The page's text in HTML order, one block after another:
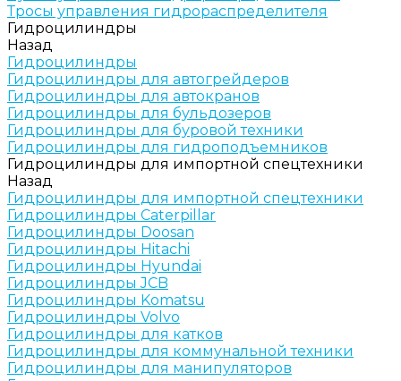
Тросы управления гидрораспределителя
Гидроцилиндры
Назад
Гидроцилиндры
Гидроцилиндры для автогрейдеров
Гидроцилиндры для автокранов
Гидроцилиндры для бульдозеров
Гидроцилиндры для буровой техники
Гидроцилиндры для гидроподъемников
Гидроцилиндры для импортной спецтехники
Назад
Гидроцилиндры для импортной спецтехники
Гидроцилиндры Caterpillar
Гидроцилиндры Doosan
Гидроцилиндры Hitachi
Гидроцилиндры Hyundai
Гидроцилиндры JCB
Гидроцилиндры Komatsu
Гидроцилиндры Volvo
Гидроцилиндры для катков
Гидроцилиндры для коммунальной техники
Гидроцилиндры для манипуляторов